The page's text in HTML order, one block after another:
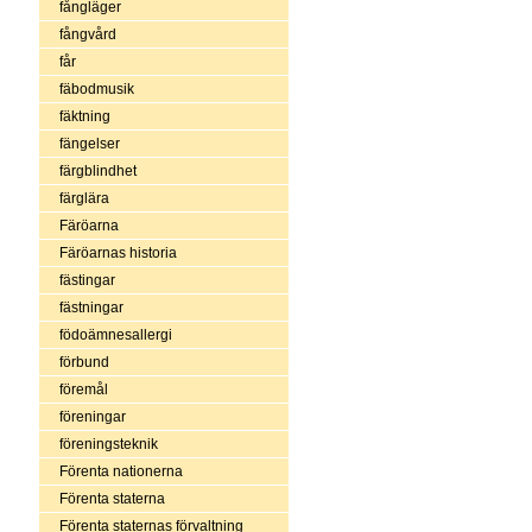
fångläger
fångvård
får
fäbodmusik
fäktning
fängelser
färgblindhet
färglära
Färöarna
Färöarnas historia
fästingar
fästningar
födoämnesallergi
förbund
föremål
föreningar
föreningsteknik
Förenta nationerna
Förenta staterna
Förenta staternas förvaltning